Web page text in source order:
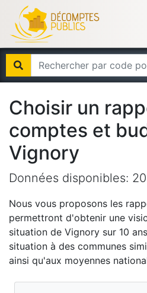
Choisir un
comptes et
Vignory
Données disponibles:
Nous vous proposons les
permettront d'obtenir une
situation de Vignory sur 10
situation à des communes
ainsi qu'aux moyennes